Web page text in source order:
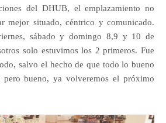
del DHUB, el emplazamiento no
mejor situado, céntrico y comunicado.
sábado y domingo 8,9 y 10 de
solo estuvimos los 2 primeros. Fue
salvo el hecho de que todo lo bueno
pero bueno, ya volveremos el próximo